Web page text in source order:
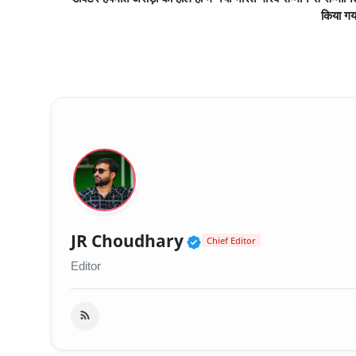
किया
JR Choudhary Verified Public
Chief Editor
Editor